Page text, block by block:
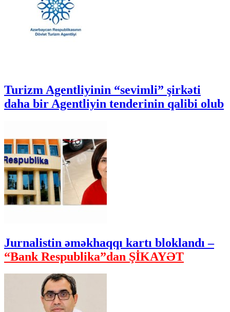
Turizm Agentliyinin “sevimli” şirkəti
daha bir Agentliyin tenderinin qalibi olub
Jurnalistin əməkhaqqı kartı bloklandı –
“Bank Respublika”dan ŞİKAYƏT